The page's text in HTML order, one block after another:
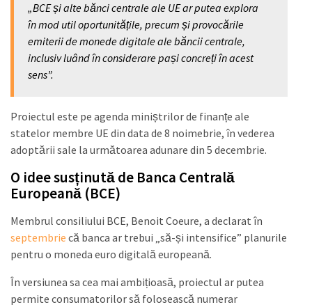
„BCE și alte bănci centrale ale UE ar putea explora
în mod util oportunitățile, precum și provocările
emiterii de monede digitale ale băncii centrale,
inclusiv luând în considerare pași concreți în acest
sens”.
Proiectul este pe agenda miniștrilor de finanțe ale
statelor membre UE din data de 8 noimebrie, în vederea
adoptării sale la următoarea adunare din 5 decembrie.
O idee susținută de Banca Centrală
Europeană (BCE)
Membrul consiliului BCE, Benoit Coeure, a declarat în
septembrie că banca ar trebui „să-și intensifice” planurile
pentru o moneda euro digitală europeană.
În versiunea sa cea mai ambițioasă, proiectul ar putea
permite consumatorilor să folosească numerar